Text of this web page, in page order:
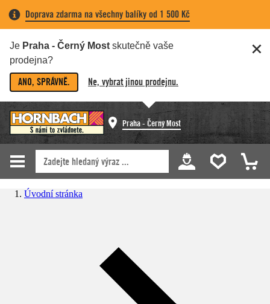
Doprava zdarma na všechny balíky od 1 500 Kč
Je Praha - Černý Most skutečně vaše
prodejna?
ANO, SPRÁVNĚ. Ne, vybrat jinou prodejnu.
Praha - Černý Most
Úvodní stránka